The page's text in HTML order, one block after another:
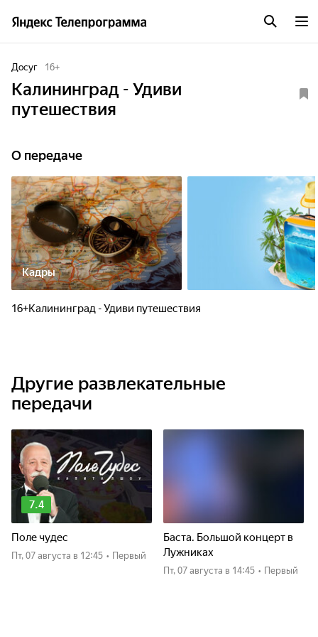
Досуг 16+
Калининград - Удиви
путешествия
О передаче
Кадры
16+Калининград - Удиви путешествия
Другие развлекательные
передачи
7.4
Поле чудес
пт, 07 августа в 12:45 • Первый
Баста. Большой концерт в
Лужниках
пт, 07 августа в 14:45 • Первый